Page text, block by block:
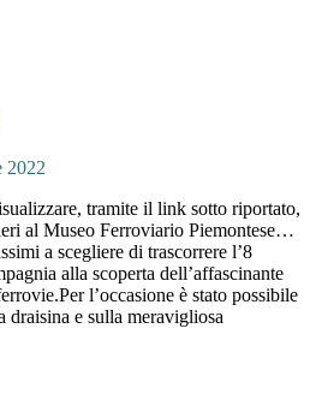
2022
tramite il link sotto riportato,
al Museo Ferroviario Piemontese…
a scegliere di trascorrere l’8
alla scoperta dell’affascinante
l’occasione è stato possibile
draisina e sulla meravigliosa